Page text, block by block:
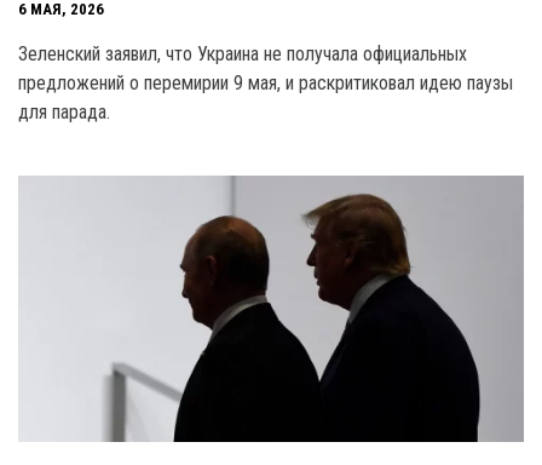
6 МАЯ, 2026
Зеленский заявил, что Украина не получала официальных
предложений о перемирии 9 мая, и раскритиковал идею паузы
для парада.